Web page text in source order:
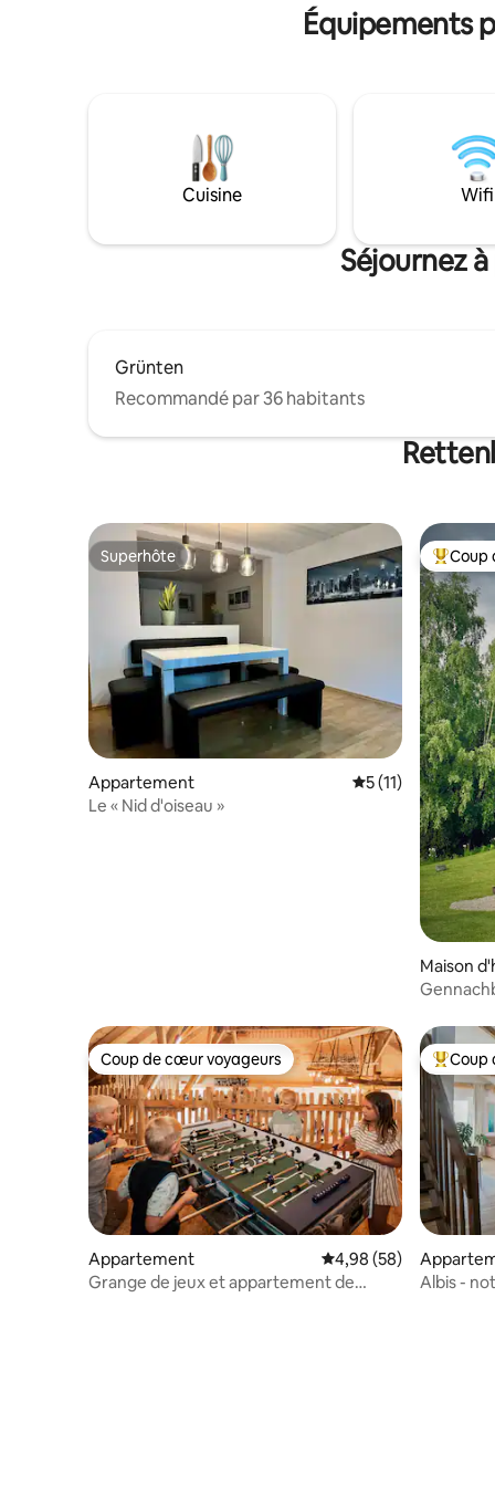
de
Équipements
Cuisine Wifi
Séjournez
Grünten
Recommandé par 36 habitants
Superhôte
Superhôte
Appartement Évaluation
5 (11)
Le « Nid d'oiseau »
Coups
Coup
Maison
Coup de cœur voyageurs
Coup de cœur voyageurs
Appartement Évaluation moyenne
4,98 (58)
Grange de jeux et appartement de
Coups
Coup
Albis -